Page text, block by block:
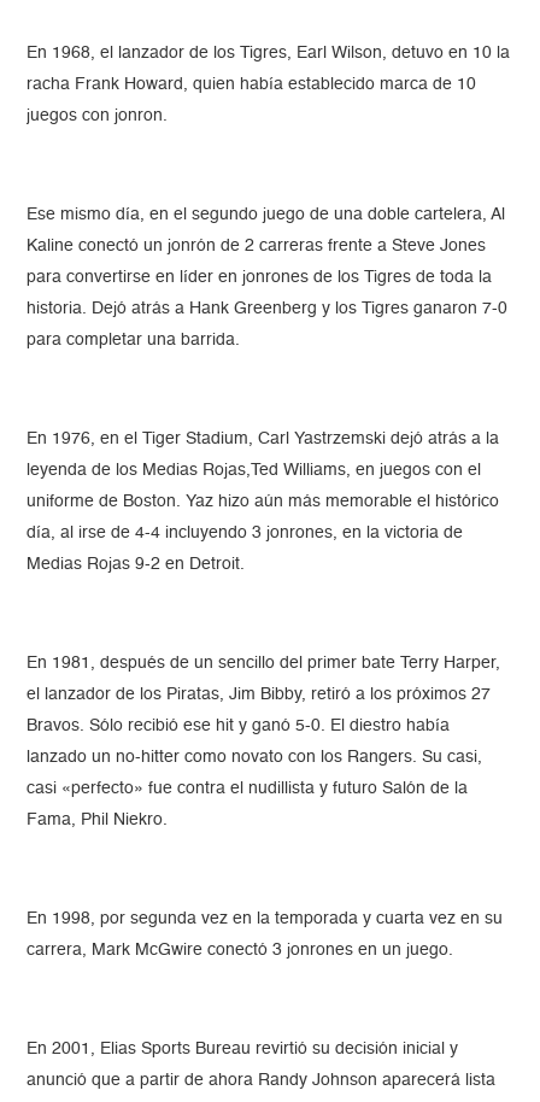
En 1968, el lanzador de los Tigres, Earl Wilson, detuvo en 10 la
racha Frank Howard, quien había establecido marca de 10
juegos con jonron.
Ese mismo día, en el segundo juego de una doble cartelera, Al
Kaline conectó un jonrón de 2 carreras frente a Steve Jones
para convertirse en líder en jonrones de los Tigres de toda la
historia. Dejó atrás a Hank Greenberg y los Tigres ganaron 7-0
para completar una barrida.
En 1976, en el Tiger Stadium, Carl Yastrzemski dejó atrás a la
leyenda de los Medias Rojas,Ted Williams, en juegos con el
uniforme de Boston. Yaz hizo aún más memorable el histórico
día, al irse de 4-4 incluyendo 3 jonrones, en la victoria de
Medias Rojas 9-2 en Detroit.
En 1981, después de un sencillo del primer bate Terry Harper,
el lanzador de los Piratas, Jim Bibby, retiró a los próximos 27
Bravos. Sólo recibió ese hit y ganó 5-0. El diestro había
lanzado un no-hitter como novato con los Rangers. Su casi,
casi «perfecto» fue contra el nudillista y futuro Salón de la
Fama, Phil Niekro.
En 1998, por segunda vez en la temporada y cuarta vez en su
carrera, Mark McGwire conectó 3 jonrones en un juego.
En 2001, Elias Sports Bureau revirtió su decisión inicial y
anunció que a partir de ahora Randy Johnson aparecerá lista